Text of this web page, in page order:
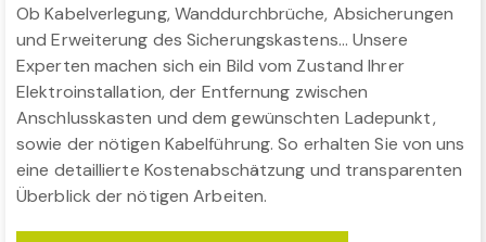
Ob Kabelverlegung, Wanddurchbrüche, Absicherungen
und Erweiterung des Sicherungskastens… Unsere
Experten machen sich ein Bild vom Zustand Ihrer
Elektroinstallation, der Entfernung zwischen
Anschlusskasten und dem gewünschten Ladepunkt,
sowie der nötigen Kabelführung. So erhalten Sie von uns
eine detaillierte Kostenabschätzung und transparenten
Überblick der nötigen Arbeiten.